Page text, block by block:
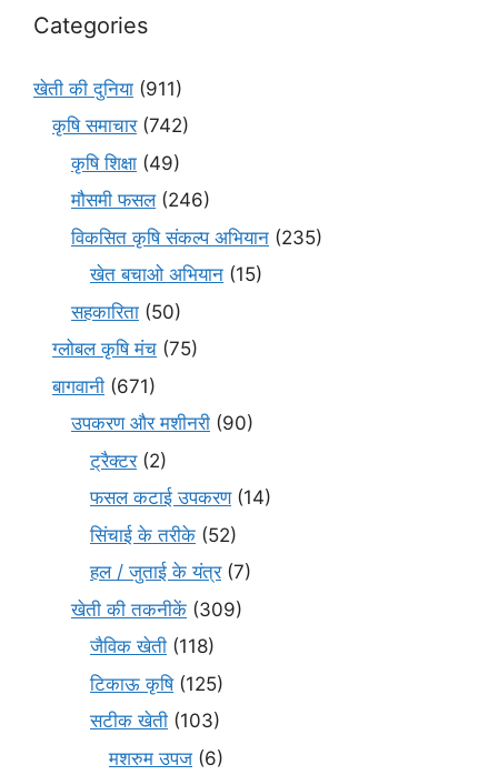
Categories
खेती की दुनिया (911)
कृषि समाचार(742)
कृषि शिक्षा (49)
मौसमी फसल(246)
विकसित कृषि संकल्प अभियान (235)
खेत बचाओ अभियान (15)
सहकारिता (50)
ग्लोबल कृषि मंच (75)
बागवानी (671)
उपकरण और मशीनरी (90)
ट्रैक्टर(2)
फसल कटाई उपकरण(14)
सिंचाई के तरीके (52)
हल / जुताई के यंत्र(7)
खेती की तकनीकें (309)
जैविक खेती (118)
टिकाऊ कृषि(125)
सटीक खेती (103)
मशरुम उपज (6)